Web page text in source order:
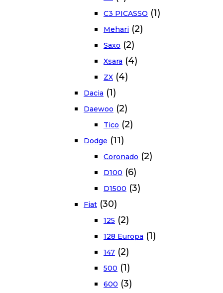
C3 PICASSO (1)
Mehari (2)
Saxo (2)
Xsara (4)
ZX (4)
Dacia (1)
Daewoo (2)
Tico (2)
Dodge (11)
Coronado (2)
D100 (6)
D1500 (3)
Fiat (30)
125 (2)
128 Europa (1)
147 (2)
500 (1)
600 (3)